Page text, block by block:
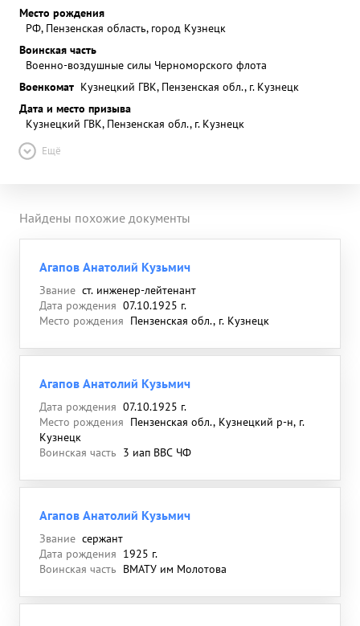
Место рождения
РФ, Пензенская область, город Кузнецк
Воинская часть
Военно-воздушные силы Черноморского флота
Военкомат Кузнецкий ГВК, Пензенская обл., г. Кузнецк
Дата и место призыва
Кузнецкий ГВК, Пензенская обл., г. Кузнецк
Ещё
Найдены похожие документы
Агапов Анатолий Кузьмич
Звание ст. инженер-лейтенант
Дата рождения 07.10.1925 г.
Место рождения Пензенская обл., г. Кузнецк
Агапов Анатолий Кузьмич
Дата рождения 07.10.1925 г.
Место рождения Пензенская обл., Кузнецкий р-н, г.
Кузнецк
Воинская часть 3 иап ВВС ЧФ
Агапов Анатолий Кузьмич
Звание сержант
Дата рождения 1925 г.
Воинская часть ВМАТУ им Молотова